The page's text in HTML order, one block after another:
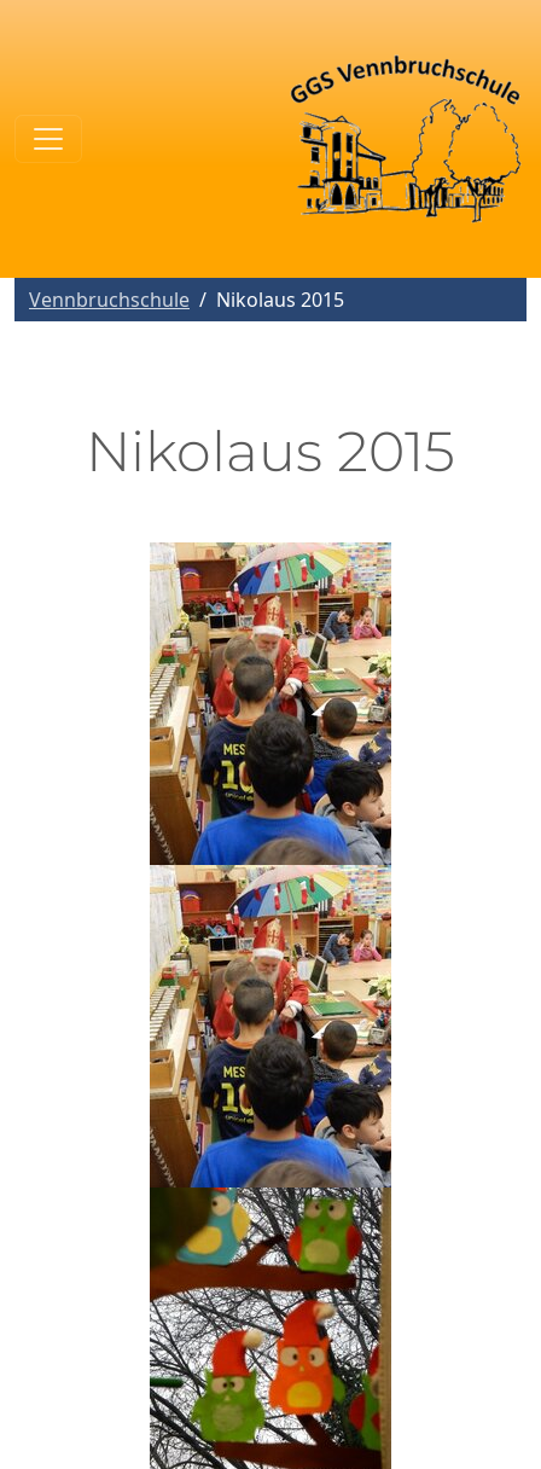
Vennbruchschule Nikolaus 2015
Nikolaus 2015